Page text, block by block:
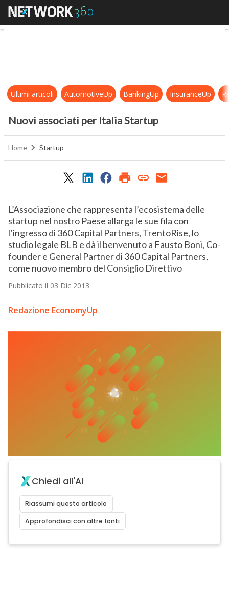
Nuovi associati per Italia Startup
Ultimi articoli AutomotiveUp BankingUp InsuranceUp
Nuovi associati per Italia Startup
Home Startup
L’Associazione che rappresenta l’ecosistema delle
startup nel nostro Paese allarga le sue fila con
l’ingresso di 360 Capital Partners, TrentoRise, lo
studio legale BLB e dà il benvenuto a Fausto Boni, Co-
founder e General Partner di 360 Capital Partners,
come nuovo membro del Consiglio Direttivo
Pubblicato il 03 Dic 2013
Redazione EconomyUp
Chiedi all'AI
Riassumi questo articolo
Approfondisci con altre fonti